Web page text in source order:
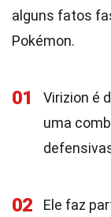
alguns fatos
Pokémon.
01 Virizion é
uma
02
Ele faz